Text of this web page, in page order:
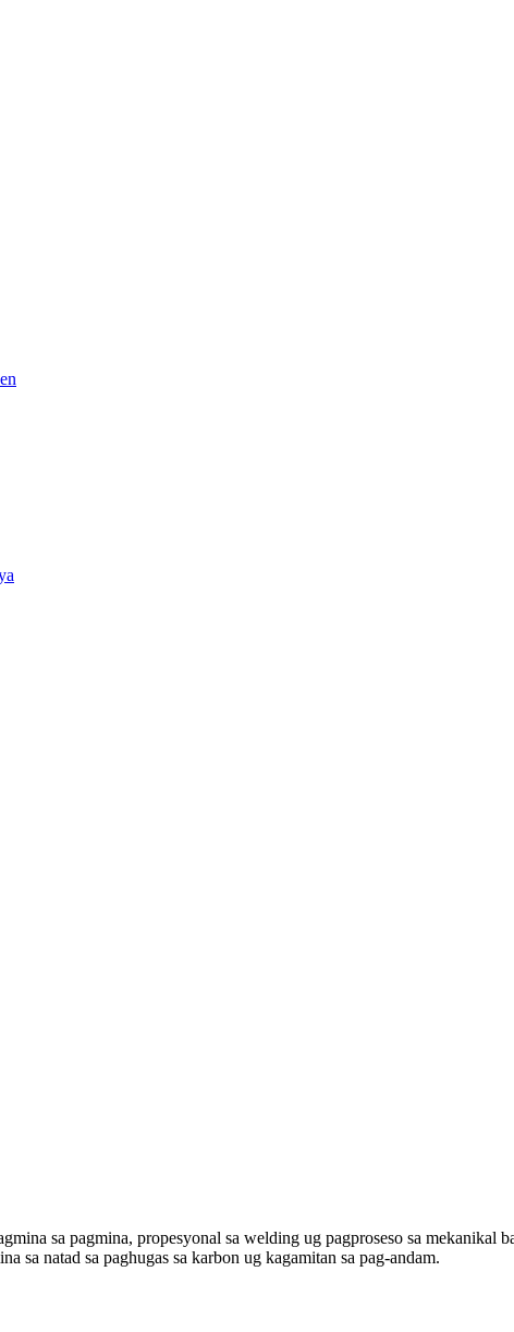
sa pagmina, propesyonal sa welding ug pagproseso sa mekanikal
sa natad sa paghugas sa karbon ug kagamitan sa pag-andam.